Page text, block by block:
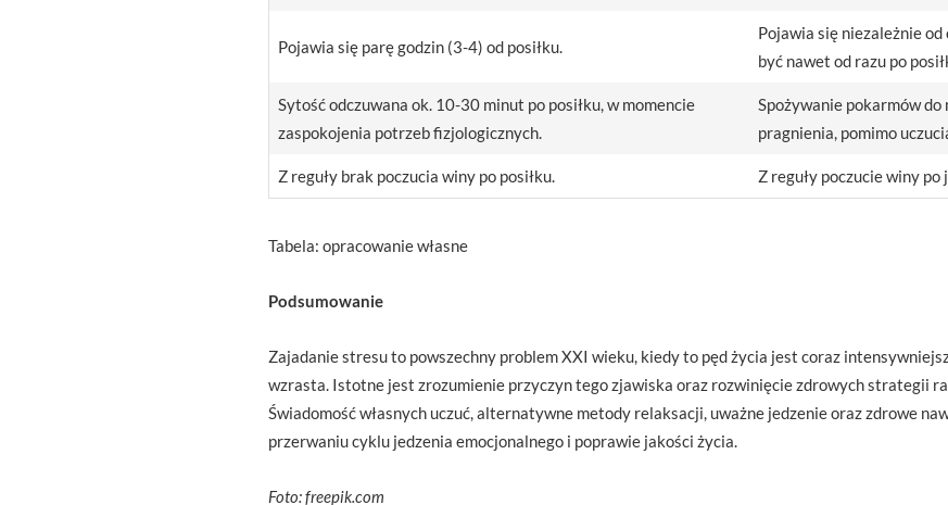
Pojawia się parę godzin (3-4) od posiłku.
Pojawia się niezależnie
być nawet od razu po
Sytość odczuwana ok. 10-30 minut po posiłku, w momencie
zaspokojenia potrzeb fizjologicznych.
Spożywanie pokarmów
pragnienia, pomimo
Z reguły brak poczucia winy po posiłku. Z reguły poczucie winy po
Tabela: opracowanie własne
Podsumowanie
Zajadanie stresu to powszechny problem XXI wieku, kiedy to pęd życia jest coraz
wzrasta. Istotne jest zrozumienie przyczyn tego zjawiska oraz rozwinięcie zdrowych strategii
Świadomość własnych uczuć, alternatywne metody relaksacji, uważne jedzenie oraz zdrowe
przerwaniu cyklu jedzenia emocjonalnego i poprawie jakości życia.
Foto: freepik.com